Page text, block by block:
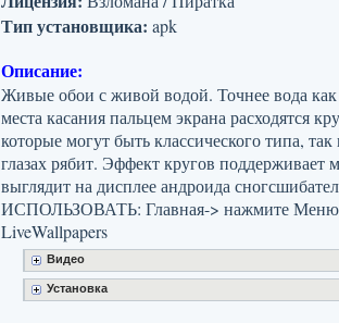
Тип установщика: apk
Описание:
Живые обои с живой водой. Точнее вода
места касания пальцем экрана расходятся
которые могут быть классического типа,
глазах рябит. Эффект кругов поддерживает
выглядит на дисплее андроида
ИСПОЛЬЗОВАТЬ: Главная-> нажмите
LiveWallpapers
Видео
Установка